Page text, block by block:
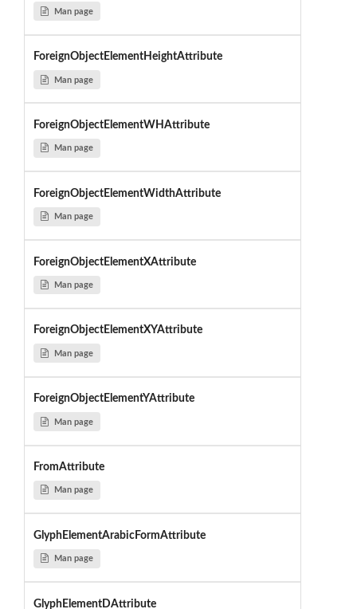
Man page
ForeignObjectElementHeightAttribute
Man page
ForeignObjectElementWHAttribute
Man page
ForeignObjectElementWidthAttribute
Man page
ForeignObjectElementXAttribute
Man page
ForeignObjectElementXYAttribute
Man page
ForeignObjectElementYAttribute
Man page
FromAttribute
Man page
GlyphElementArabicFormAttribute
Man page
GlyphElementDAttribute